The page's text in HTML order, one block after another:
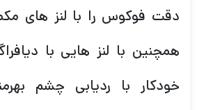
دقت فوکوس را با لنز های
همچنین با لنز هایی با
خودکار با ردیابی چشم